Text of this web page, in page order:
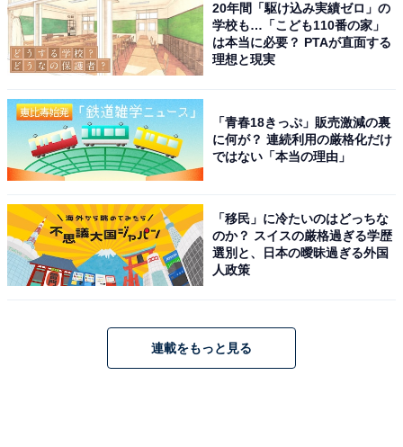
20年間「駆け込み実績ゼロ」の
学校も…「こども110番の家」
は本当に必要？ PTAが直面する
理想と現実
「青春18きっぷ」販売激減の裏
に何が？ 連続利用の厳格化だけ
ではない「本当の理由」
「移民」に冷たいのはどっちな
のか？ スイスの厳格過ぎる学歴
選別と、日本の曖昧過ぎる外国
人政策
連載をもっと見る